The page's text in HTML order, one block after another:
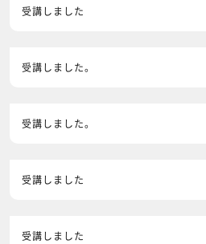
受講しました
受講しました。
受講しました。
受講しました
受講しました